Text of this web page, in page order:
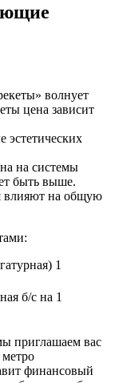
волнует
цена зависит
эстетических
на системы
быть выше.
влияют на общую
1
б/с на 1
приглашаем вас
финансовый